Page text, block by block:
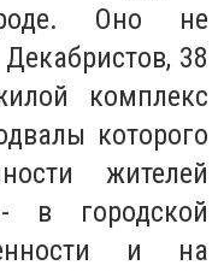
Оно не
38
комплекс
которого
жителей
в городской
и на